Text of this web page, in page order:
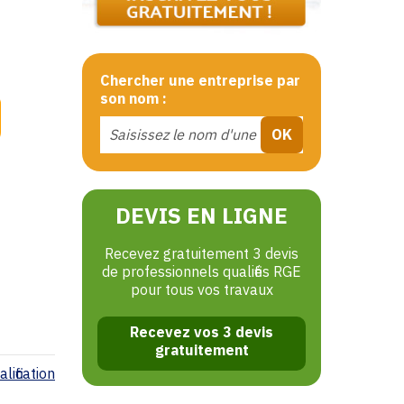
Chercher une entreprise par
son nom :
DEVIS EN LIGNE
Recevez gratuitement 3 devis
de professionnels qualifiés RGE
pour tous vos travaux
Recevez vos 3 devis
gratuitement